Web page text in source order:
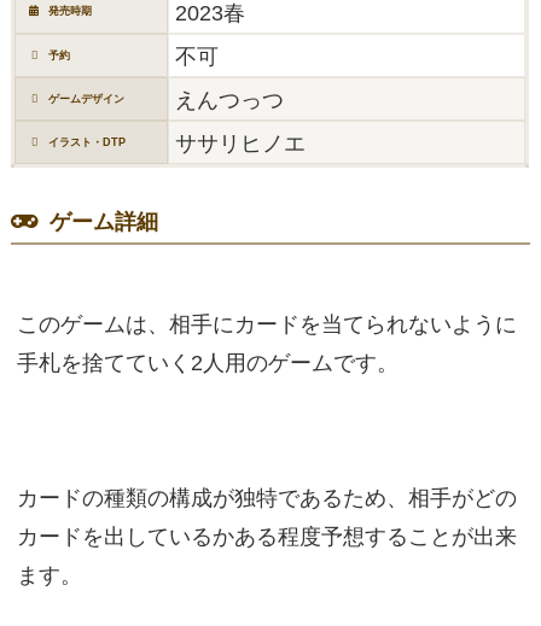
発売時期 2023春
予約 不可
ゲームデザイン えんつっつ
イラスト・DTP ササリヒノエ
ゲーム詳細
このゲームは、相手にカードを当てられないように
手札を捨てていく2人用のゲームです。
カードの種類の構成が独特であるため、相手がどの
カードを出しているかある程度予想することが出来
ます。